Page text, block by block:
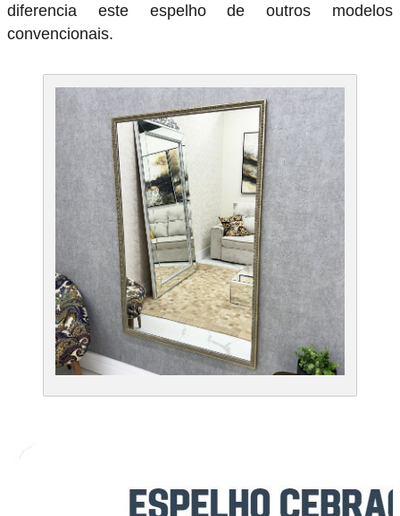
diferencia este espelho de outros modelos
convencionais.